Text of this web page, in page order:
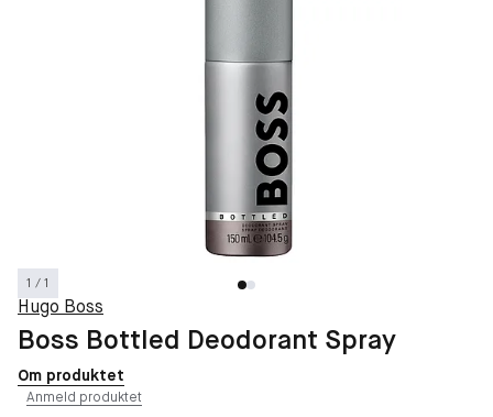
1 / 1
Hugo Boss
Boss Bottled Deodorant Spray
Om produktet
Anmeld produktet